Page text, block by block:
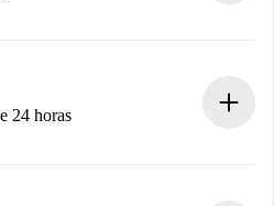
que o proprietário confirme.
24 horas